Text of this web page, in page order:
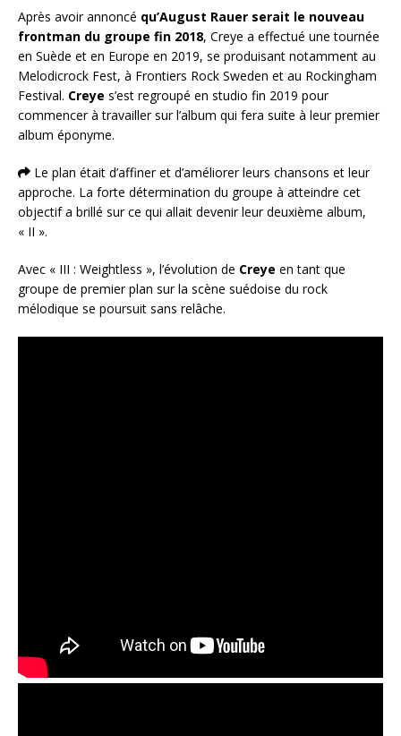
Après avoir annoncé qu’August Rauer serait le nouveau
frontman du groupe fin 2018, Creye a effectué une tournée
en Suède et en Europe en 2019, se produisant notamment au
Melodicrock Fest, à Frontiers Rock Sweden et au Rockingham
Festival. Creye s’est regroupé en studio fin 2019 pour
commencer à travailler sur l’album qui fera suite à leur premier
album éponyme.
Le plan était d’affiner et d’améliorer leurs chansons et leur
approche. La forte détermination du groupe à atteindre cet
objectif a brillé sur ce qui allait devenir leur deuxième album,
« II ».
Avec « III : Weightless », l’évolution de Creye en tant que
groupe de premier plan sur la scène suédoise du rock
mélodique se poursuit sans relâche.